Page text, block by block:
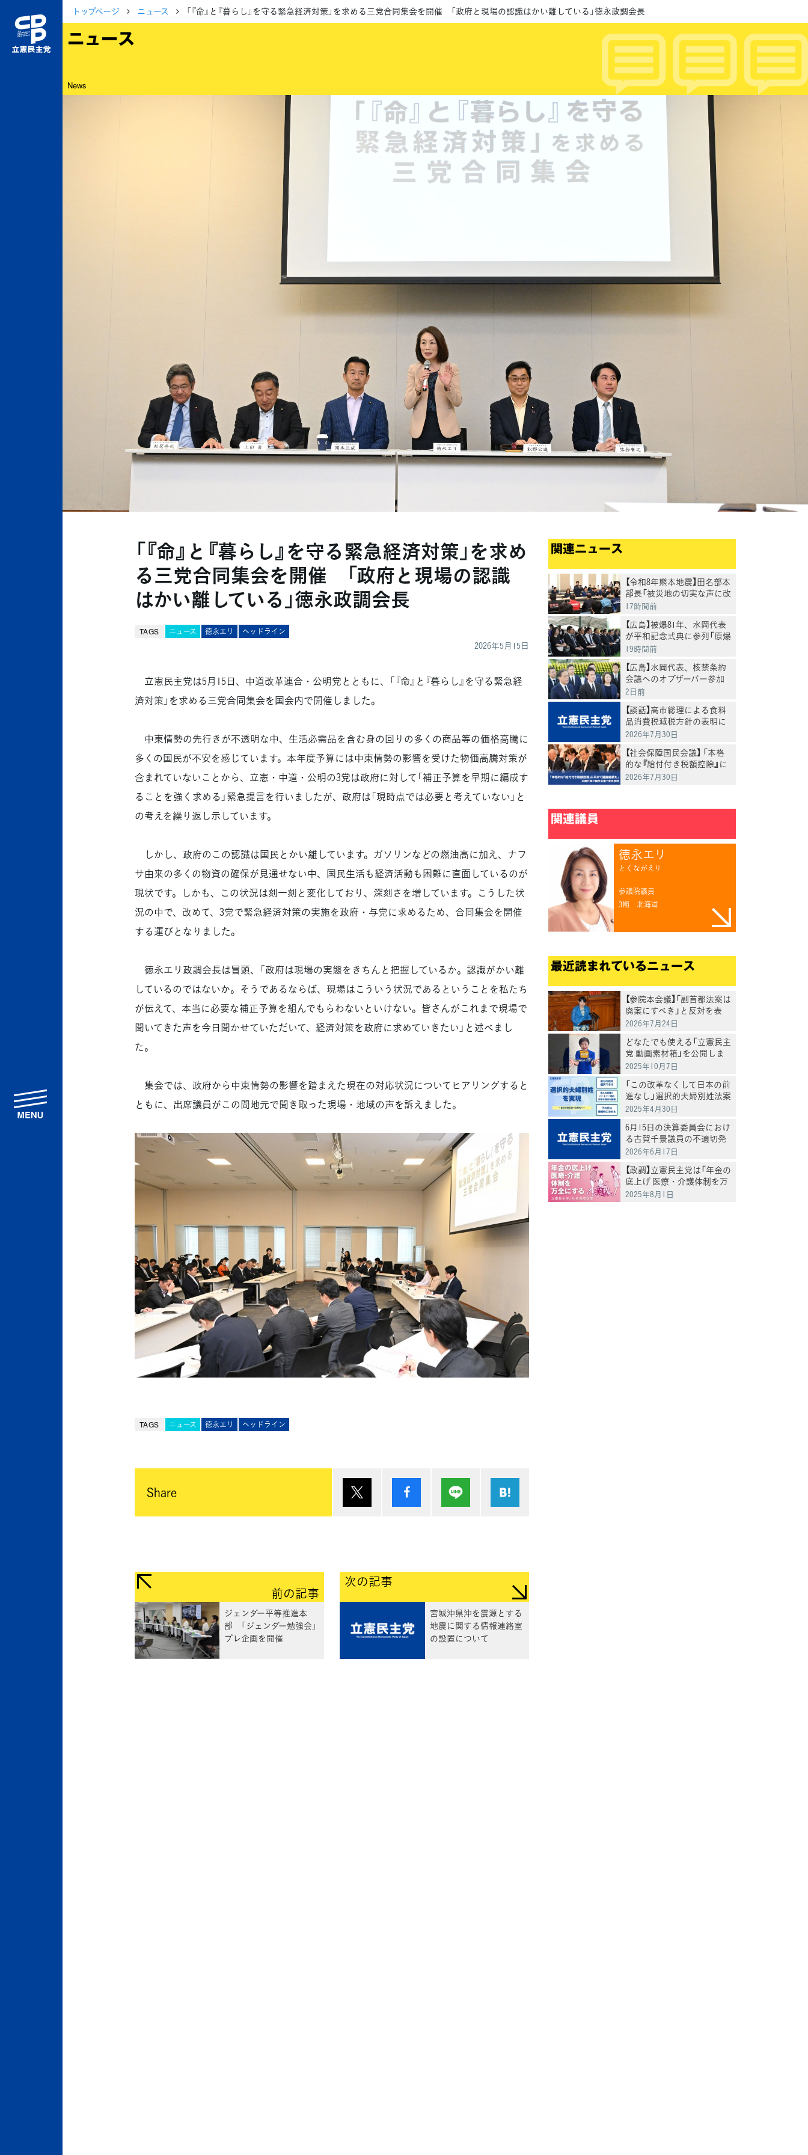
トップページ ニュース 「『命』と『暮らし』を守る緊急経済対策」を求める三党合同集会を開催 「政府と現場の認識はかい離している」徳永政調会長
ニュース
News
「『命』と『暮らし』を守る緊急経済対策」を求め
る三党合同集会を開催 「政府と現場の認識
はかい離している」徳永政調会長
TAGS ニュース 徳永エリ ヘッドライン
2026年5月15日
立憲民主党は5月15日、中道改革連合・公明党とともに、「『命』と『暮らし』を守る緊急経
済対策」を求める三党合同集会を国会内で開催しました。
中東情勢の先行きが不透明な中、生活必需品を含む身の回りの多くの商品等の価格高騰に
多くの国民が不安を感じています。本年度予算には中東情勢の影響を受けた物価高騰対策が
含まれていないことから、立憲・中道・公明の3党は政府に対して「補正予算を早期に編成す
ることを強く求める」緊急提言を行いましたが、政府は「現時点では必要と考えていない」と
の考えを繰り返し示しています。
しかし、政府のこの認識は国民とかい離しています。ガソリンなどの燃油高に加え、ナフ
サ由来の多くの物資の確保が見通せない中、国民生活も経済活動も困難に直面しているのが
現状です。しかも、この状況は刻一刻と変化しており、深刻さを増しています。こうした状
況の中で、改めて、3党で緊急経済対策の実施を政府・与党に求めるため、合同集会を開催
する運びとなりました。
徳永エリ政調会長は冒頭、「政府は現場の実態をきちんと把握しているか。認識がかい離
しているのではないか。そうであるならば、現場はこういう状況であるということを私たち
が伝えて、本当に必要な補正予算を組んでもらわないといけない。皆さんがこれまで現場で
聞いてきた声を今日聞かせていただいて、経済対策を政府に求めていきたい」と述べまし
た。
集会では、政府から中東情勢の影響を踏まえた現在の対応状況についてヒアリングすると
ともに、出席議員がこの間地元で聞き取った現場・地域の声を訴えました。
TAGS ニュース 徳永エリ ヘッドライン
Share シェア Lineで送る
前の記事
ジェンダー平等推進本
部 「ジェンダー勉強会」
プレ企画を開催
次の記事
宮城沖県沖を震源とする
地震に関する情報連絡室
の設置について
関連ニュース
【令和8年熊本地震】田名部本
部長「被災地の切実な声に改
めて、必要な対応を」
17時間前
【広島】被爆81年、水岡代表
が平和記念式典に参列「原爆
の惨禍を決して繰り返して
19時間前
【広島】水岡代表、核禁条約
会議へのオブザーバー参加
を政府に求める
2日前
【談話】高市総理による食料
品消費税減税方針の表明に
ついて
2026年7月30日
【社会保障国民会議】 「本格
的な『給付付き税額控除』に
向けて議論継続を」 水岡代
2026年7月30日
関連議員
徳永エリ
とくながえり
参議院議員
3期 北海道
最近読まれているニュース
【参院本会議】「副首都法案は
廃案にすべき」と反対を表
明 岸真紀子議員
2026年7月24日
どなたでも使える「立憲民主
党 動画素材箱」を公開しま
した
2025年10月7日
「この改革なくして日本の前
進なし」選択的夫婦別姓法案
を提出
2025年4月30日
6月15日の決算委員会におけ
る古賀千景議員の不適切発
言と処分について
2026年6月17日
【政調】立憲民主党は「年金の
底上げ 医療・介護体制を万
全にする」
2025年8月1日